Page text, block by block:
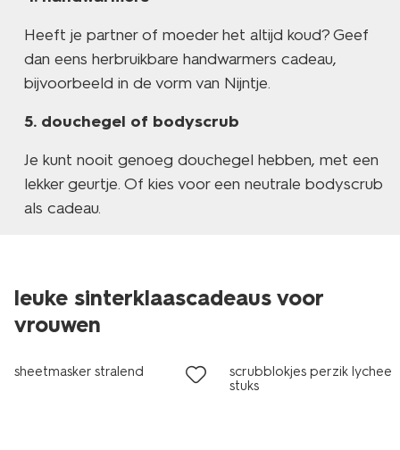
Heeft je partner of moeder het altijd koud? Geef
dan eens herbruikbare handwarmers cadeau,
bijvoorbeeld in de vorm van Nijntje.
douchegel of bodyscrub
Je kunt nooit genoeg douchegel hebben, met een
lekker geurtje. Of kies voor een neutrale bodyscrub
als cadeau.
leuke sinterklaascadeaus voor
vrouwen
vegan
1+1 gratis
sheetmasker stralend
scrubblokjes perzik lychee
stuks